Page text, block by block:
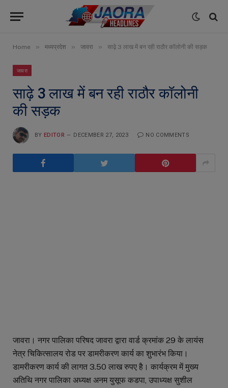
Home » मध्यप्रदेश » जावरा » साढ़े 3 लाख में बन रही राठौर कॉलोनी की सड़क
जावरा
साढ़े 3 लाख में बन रही राठौर कॉलोनी
की सड़क
BY EDITOR DECEMBER 27, 2023 NO COMMENTS
जावरा। नगर पालिका परिषद जावरा द्वारा वार्ड क्रमांक 29 के लायंस
नेत्र चिकित्सालय रोड पर डामरीकरण कार्य का शुभारंभ किया।
डामरीकरण कार्य की लागत 3.50 लाख रुपए है। कार्यक्रम में मुख्य
अतिथि नगर पालिका अध्यक्ष अनम युसूफ कडपा, उपाध्यक्ष सुशील